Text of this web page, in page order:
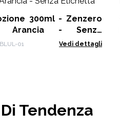
300ml - Zenzero
Arancia - Senza
01 Vedi dettagli
Di Tendenza